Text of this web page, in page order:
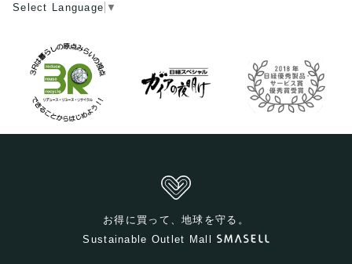
Select Language ▼
お得に買って、地球を守る。
Sustainable Outlet Mall